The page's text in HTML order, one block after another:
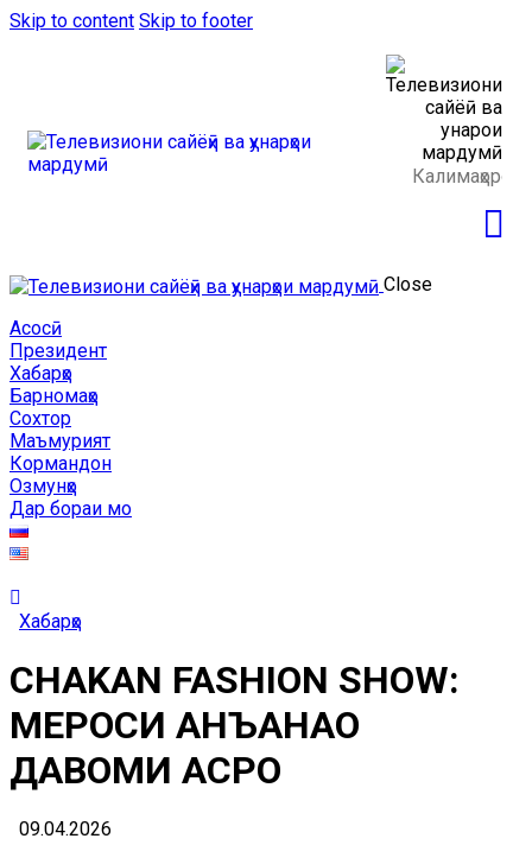
Skip to content Skip to footer
Close
Асосӣ
Президент
Хабарҳо
Барномаҳо
Сохтор
Маъмурият
Кормандон
Озмунҳо
Дар бораи мо
Хабарҳо
CHAKAN FASHION SHOW:
МЕРОСИ АНЪАНАҲО
ДАВОМИ АСРҲО
09.04.2026